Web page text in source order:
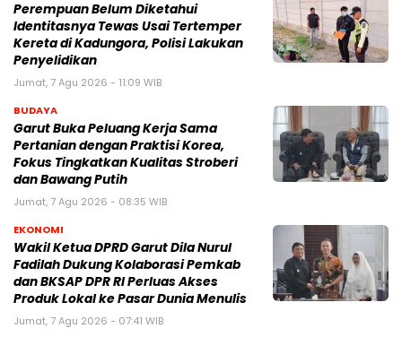
Perempuan Belum Diketahui
Identitasnya Tewas Usai Tertemper
Kereta di Kadungora, Polisi Lakukan
Penyelidikan
Jumat, 7 Agu 2026 - 11:09 WIB
BUDAYA
Garut Buka Peluang Kerja Sama
Pertanian dengan Praktisi Korea,
Fokus Tingkatkan Kualitas Stroberi
dan Bawang Putih
Jumat, 7 Agu 2026 - 08:35 WIB
EKONOMI
Wakil Ketua DPRD Garut Dila Nurul
Fadilah Dukung Kolaborasi Pemkab
dan BKSAP DPR RI Perluas Akses
Produk Lokal ke Pasar Dunia Menulis
Jumat, 7 Agu 2026 - 07:41 WIB